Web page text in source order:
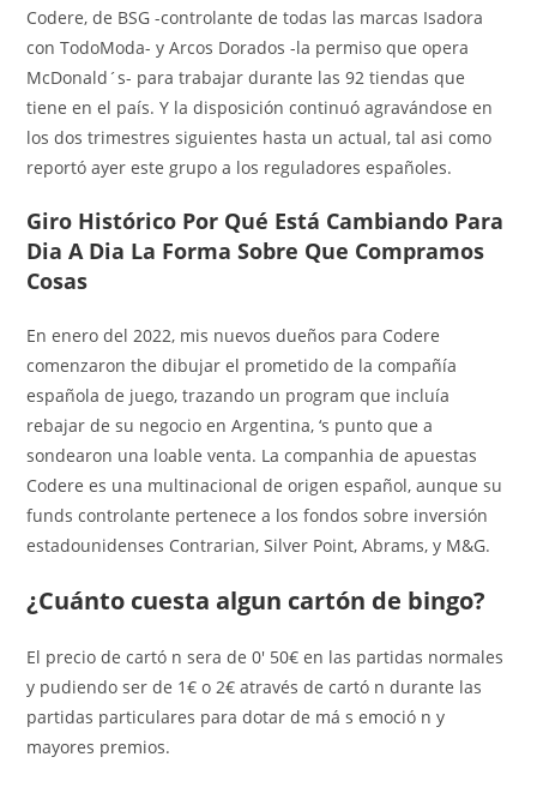
Codere, de BSG -controlante de todas las marcas Isadora
con TodoModa- y Arcos Dorados -la permiso que opera
McDonald´s- para trabajar durante las 92 tiendas que
tiene en el país. Y la disposición continuó agravándose en
los dos trimestres siguientes hasta un actual, tal asi como
reportó ayer este grupo a los reguladores españoles.
Giro Histórico Por Qué Está Cambiando Para
Dia A Dia La Forma Sobre Que Compramos
Cosas
En enero del 2022, mis nuevos dueños para Codere
comenzaron the dibujar el prometido de la compañía
española de juego, trazando un program que incluía
rebajar de su negocio en Argentina, ‘s punto que a
sondearon una loable venta. La companhia de apuestas
Codere es una multinacional de origen español, aunque su
funds controlante pertenece a los fondos sobre inversión
estadounidenses Contrarian, Silver Point, Abrams, y M&G.
¿Cuánto cuesta algun cartón de bingo?
El precio de cartó n sera de 0' 50€ en las partidas normales
y pudiendo ser de 1€ o 2€ através de cartó n durante las
partidas particulares para dotar de má s emoció n y
mayores premios.